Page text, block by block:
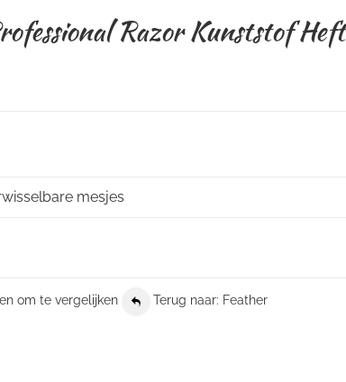
Razor Kunststof Heft
mesjes
om te vergelijken Terug naar: Feather